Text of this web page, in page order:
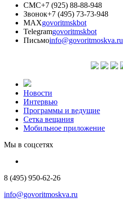
СМС+7 (925) 88-88-948
Звонок+7 (495) 73-73-948
MAXgovoritmskbot
Telegramgovoritmskbot
Письмоinfo@govoritmoskva.ru
Новости
Интервью
Программы и ведущие
Сетка вещания
Мобильное приложение
Мы в соцсетях
8 (495) 950-62-26
info@govoritmoskva.ru